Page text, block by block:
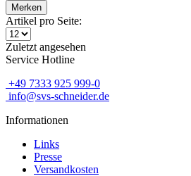
Merken
Artikel pro Seite:
Zuletzt angesehen
Service Hotline
+49 7333 925 999-0
info@svs-schneider.de
Informationen
Links
Presse
Versandkosten